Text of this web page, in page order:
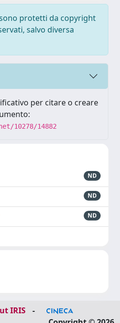
protetti da copyright
salvo diversa
per citare o creare
10278/14882
ND
ND
ND
IRIS
-